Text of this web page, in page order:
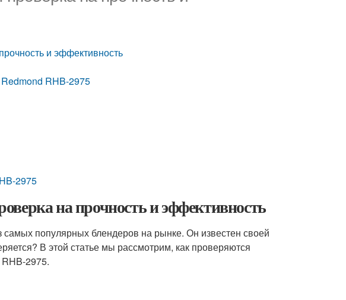
и эффективность
RHB-2975
2975
на прочность и эффективность
популярных блендеров на рынке. Он известен своей
В этой статье мы рассмотрим, как проверяются
2975.